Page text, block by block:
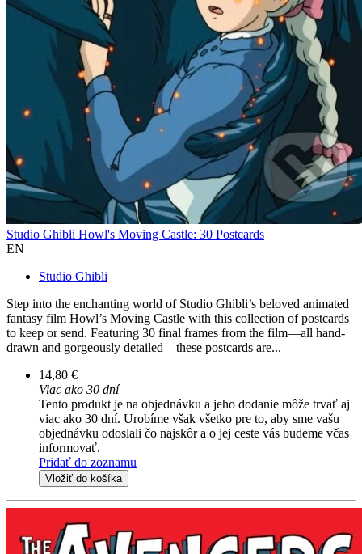
Studio Ghibli Howl's Moving Castle: 30 Postcards
EN
Studio Ghibli
Step into the enchanting world of Studio Ghibli’s beloved animated
fantasy film Howl’s Moving Castle with this collection of postcards
to keep or send. Featuring 30 final frames from the film―all hand-
drawn and gorgeously detailed―these postcards are...
14,80 €
Viac ako 30 dní
Tento produkt je na objednávku a jeho dodanie môže trvať aj
viac ako 30 dní. Urobíme však všetko pre to, aby sme vašu
objednávku odoslali čo najskôr a o jej ceste vás budeme včas
informovať.
Pridať do zoznamu
Vložiť do košíka